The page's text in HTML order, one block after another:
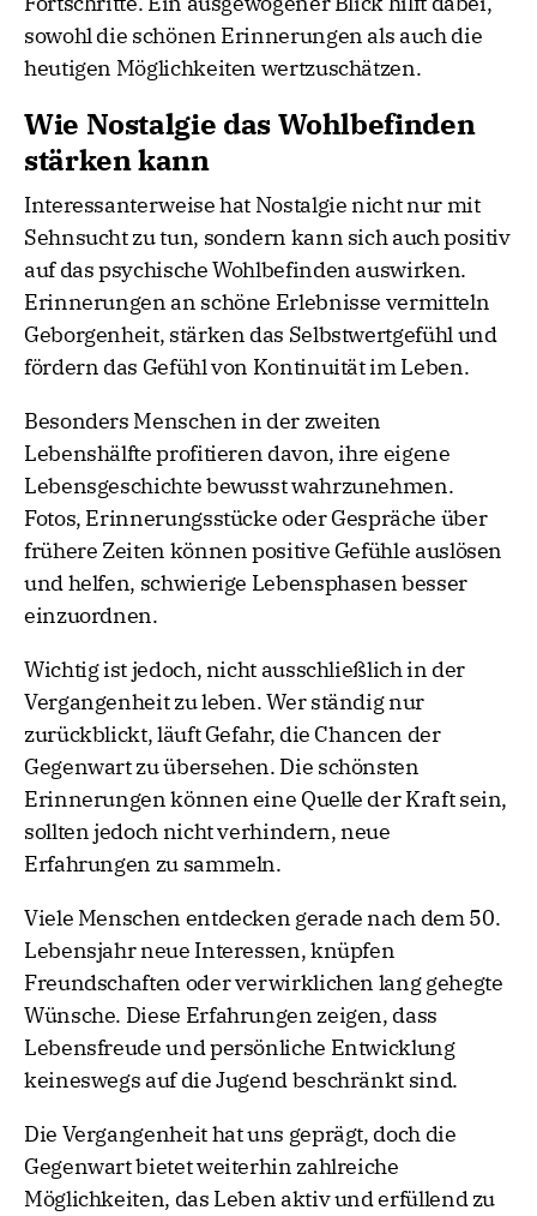
sowohl die schönen Erinnerungen als auch die
heutigen Möglichkeiten wertzuschätzen.
Wie Nostalgie das Wohlbefinden
stärken kann
Interessanterweise hat Nostalgie nicht nur mit
Sehnsucht zu tun, sondern kann sich auch positiv
auf das psychische Wohlbefinden auswirken.
Erinnerungen an schöne Erlebnisse vermitteln
Geborgenheit, stärken das Selbstwertgefühl und
fördern das Gefühl von Kontinuität im Leben.
Besonders Menschen in der zweiten
Lebenshälfte profitieren davon, ihre eigene
Lebensgeschichte bewusst wahrzunehmen.
Fotos, Erinnerungsstücke oder Gespräche über
frühere Zeiten können positive Gefühle auslösen
und helfen, schwierige Lebensphasen besser
einzuordnen.
Wichtig ist jedoch, nicht ausschließlich in der
Vergangenheit zu leben. Wer ständig nur
zurückblickt, läuft Gefahr, die Chancen der
Gegenwart zu übersehen. Die schönsten
Erinnerungen können eine Quelle der Kraft sein,
sollten jedoch nicht verhindern, neue
Erfahrungen zu sammeln.
Viele Menschen entdecken gerade nach dem 50.
Lebensjahr neue Interessen, knüpfen
Freundschaften oder verwirklichen lang gehegte
Wünsche. Diese Erfahrungen zeigen, dass
Lebensfreude und persönliche Entwicklung
keineswegs auf die Jugend beschränkt sind.
Die Vergangenheit hat uns geprägt, doch die
Gegenwart bietet weiterhin zahlreiche
Möglichkeiten, das Leben aktiv und erfüllend zu